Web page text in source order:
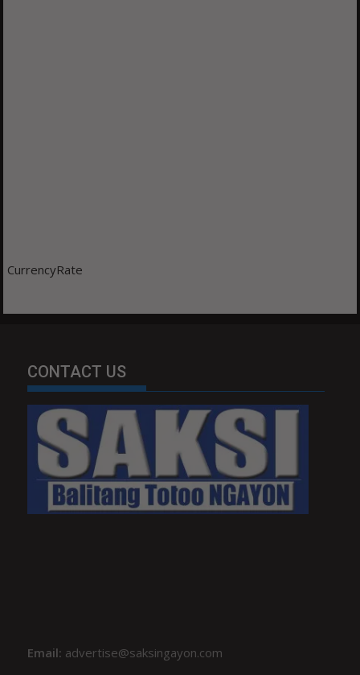
CurrencyRate
CONTACT US
Email: advertise@saksingayon.com